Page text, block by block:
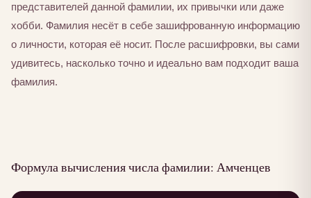
представителей данной фамилии, их привычки или даже
хобби. Фамилия несёт в себе зашифрованную информацию
о личности, которая её носит. После расшифровки, вы сами
удивитесь, насколько точно и идеально вам подходит ваша
фамилия.
Формула вычисления числа фамилии: Амченцев